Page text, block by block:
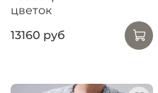
цветок
13160 руб